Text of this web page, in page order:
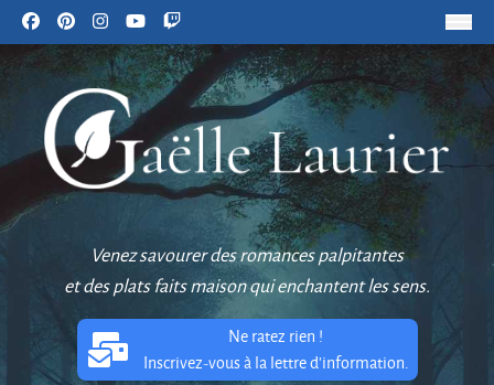
Venez savourer des romances palpitantes
et des plats faits maison qui enchantent les sens.
Ne ratez rien !
Inscrivez-vous à la lettre d'information.